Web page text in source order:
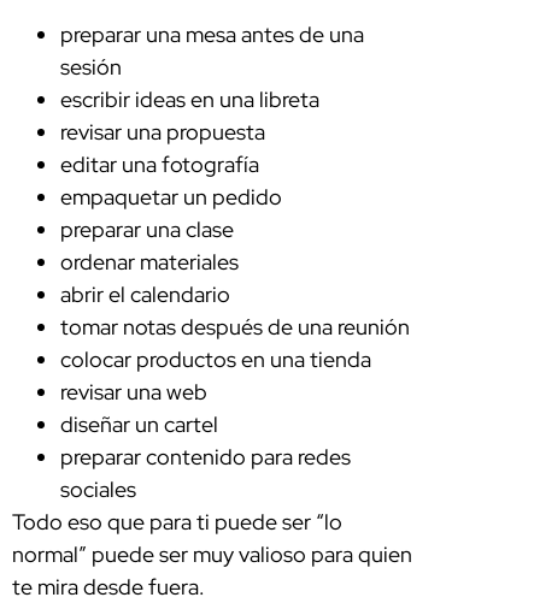
preparar una mesa antes de una
sesión
escribir ideas en una libreta
revisar una propuesta
editar una fotografía
empaquetar un pedido
preparar una clase
ordenar materiales
abrir el calendario
tomar notas después de una reunión
colocar productos en una tienda
revisar una web
diseñar un cartel
preparar contenido para redes
sociales
Todo eso que para ti puede ser “lo
normal” puede ser muy valioso para quien
te mira desde fuera.